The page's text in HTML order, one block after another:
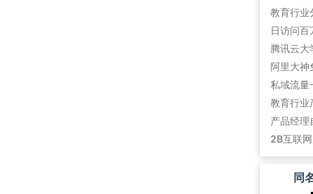
教育行业
阿里大神
私域流量
教育行业
产品经理
2B互联
同